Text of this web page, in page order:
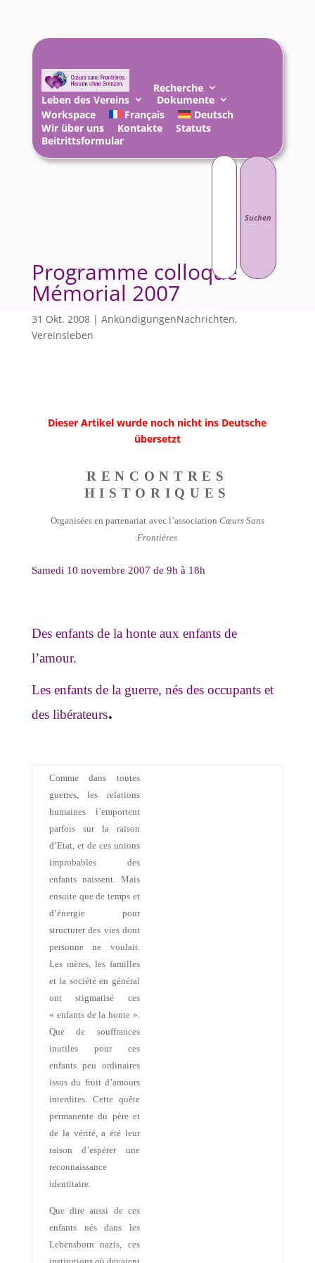
Recherche
Leben des Vereins
Dokumente
Workspace
Français
Deutsch
Wir über uns
Kontakte
Statuts
Beitrittsformular
Suchen
nach:
Programme colloque
Mémorial 2007
31 Okt. 2008| AnkündigungenNachrichten,
Vereinsleben
Dieser Artikel wurde noch nicht ins Deutsche
übersetzt
RENCONTRES
HISTORIQUES
Organisées en partenariat avec l’association Cœurs Sans
Frontières
Samedi 10 novembre 2007 de 9h à 18h
Des enfants de la honte aux enfants de
l’amour.
Les enfants de la guerre, nés des occupants et
des libérateurs.
Comme dans toutes
guerres, les relations
humaines l’emportent
parfois sur la raison
d’Etat, et de ces unions
improbables des
enfants naissent. Mais
ensuite que de temps et
d’énergie pour
structurer des vies dont
personne ne voulait.
Les mères, les familles
et la société en général
ont stigmatisé ces
« enfants de la honte ».
Que de souffrances
inutiles pour ces
enfants peu ordinaires
issus du fruit d’amours
interdites. Cette quête
permanente du père et
de la vérité, a été leur
raison d’espérer une
reconnaissance
identitaire.
Que dire aussi de ces
enfants nés dans les
Lebensborn nazis, ces